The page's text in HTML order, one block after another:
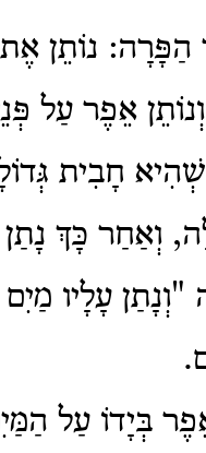
נוֹתֵן
אֵפֶר עַל
חָבִית
וְאַחַר כָּךְ נָתַן
עָלָיו
בְּיָדוֹ עַל